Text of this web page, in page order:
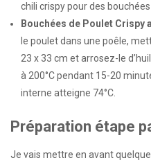
chili crispy pour des
Bouchées de Poulet Crispy
le poulet dans une poêle,
23 x 33 cm et arrosez-le
à 200°C pendant 15-20
interne atteigne 74°C.
Préparation étape
Je vais mettre en avant